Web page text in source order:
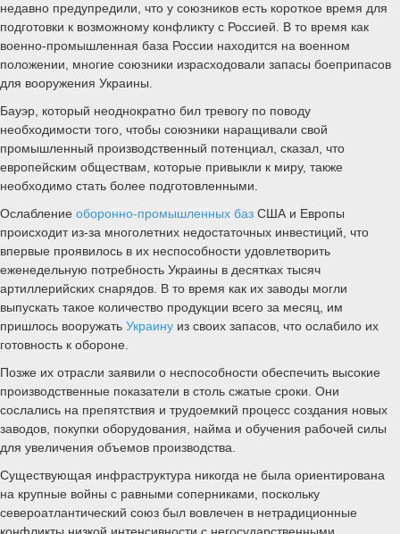
недавно предупредили, что у союзников есть короткое время для
подготовки к возможному конфликту с Россией. В то время как
военно-промышленная база России находится на военном
положении, многие союзники израсходовали запасы боеприпасов
для вооружения Украины.
Бауэр, который неоднократно бил тревогу по поводу
необходимости того, чтобы союзники наращивали свой
промышленный производственный потенциал, сказал, что
европейским обществам, которые привыкли к миру, также
необходимо стать более подготовленными.
Ослабление оборонно-промышленных баз США и Европы
происходит из-за многолетних недостаточных инвестиций, что
впервые проявилось в их неспособности удовлетворить
еженедельную потребность Украины в десятках тысяч
артиллерийских снарядов. В то время как их заводы могли
выпускать такое количество продукции всего за месяц, им
пришлось вооружать Украину из своих запасов, что ослабило их
готовность к обороне.
Позже их отрасли заявили о неспособности обеспечить высокие
производственные показатели в столь сжатые сроки. Они
сослались на препятствия и трудоемкий процесс создания новых
заводов, покупки оборудования, найма и обучения рабочей силы
для увеличения объемов производства.
Существующая инфраструктура никогда не была ориентирована
на крупные войны с равными соперниками, поскольку
североатлантический союз был вовлечен в нетрадиционные
конфликты низкой интенсивности с негосударственными